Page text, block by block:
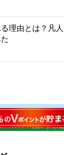
理由とは？凡